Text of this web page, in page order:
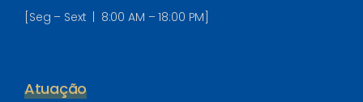
[Seg – Sext | 8:00 AM – 18:00 PM]
Atuação